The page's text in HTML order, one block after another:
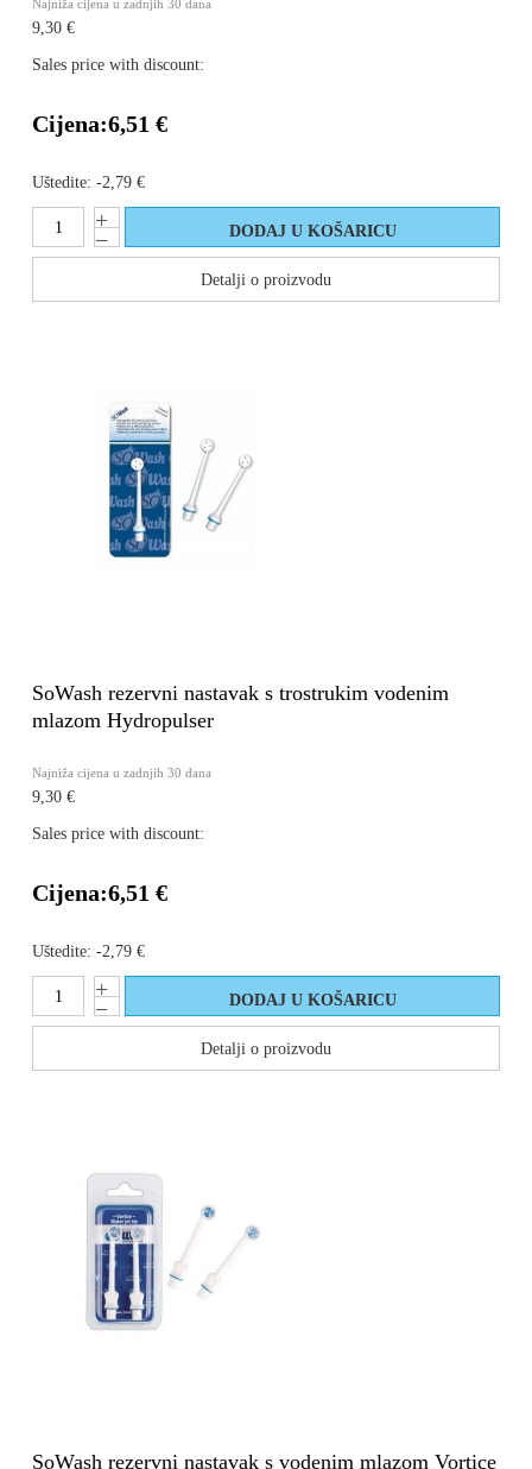
Najniža cijena u zadnjih 30 dana
9,30 €
Sales price with discount:
Cijena:6,51 €
Uštedite: -2,79 €
Detalji o proizvodu
SoWash rezervni nastavak s trostrukim vodenim
mlazom Hydropulser
Najniža cijena u zadnjih 30 dana
9,30 €
Sales price with discount:
Cijena:6,51 €
Uštedite: -2,79 €
Detalji o proizvodu
SoWash rezervni nastavak s vodenim mlazom Vortice